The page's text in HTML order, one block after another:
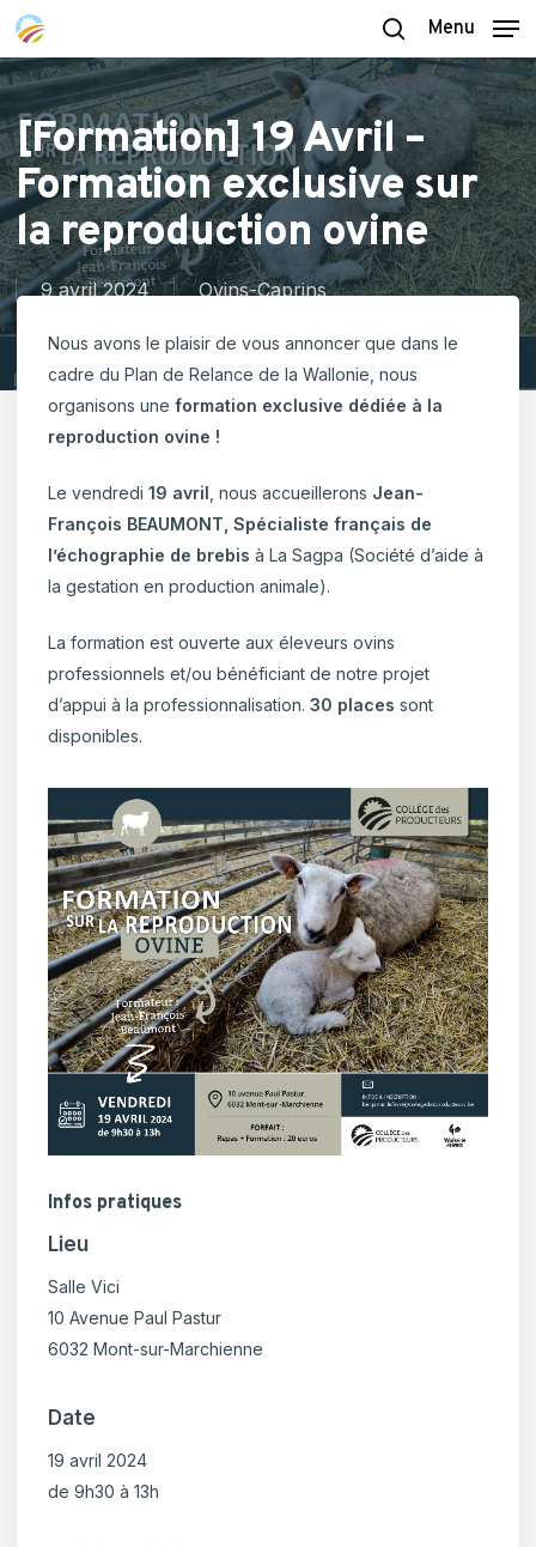
Skip
main
content
search
Menu
[Formation] 19 Avril –
Formation exclusive sur
la reproduction ovine
9 avril 2024 Ovins-Caprins
Nous avons le plaisir de vous annoncer que dans le
cadre du Plan de Relance de la Wallonie, nous
organisons uneformation exclusive dédiée à la
reproduction ovine !
Le vendredi19 avril , nous accueillerons Jean-
François BEAUMONT, Spécialiste français de
l’échographie de brebis à La Sagpa (Société d’aide à
la gestation en production animale).
La formation est ouverte aux éleveurs ovins
professionnels et/ou bénéficiant de notre projet
d’appui à la professionnalisation.30 places sont
disponibles.
Infos pratiques
Lieu
Salle Vici
10 Avenue Paul Pastur
6032 Mont-sur-Marchienne
Date
19 avril 2024
de 9h30 à 13h